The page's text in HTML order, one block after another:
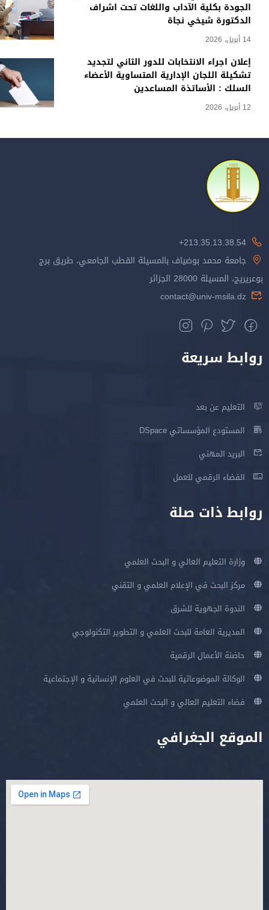
الجودة بكلية الآداب واللغات تحت اشراف
الدكتورة شيخي نجاة
14 أبريل، 2026
إعلان اجراء الانتخابات للدور الثاني لتجديد
تشكيلة اللجان الإدارية المتساوية الأعضاء
السلك : الأساتذة المساعدين
12 أبريل، 2026
213.35.13.38.54+
جامعة محمد بوضياف بالمسيلة القطب الجامعي، طريق برج
بوعريريج، المسيلة 28000 الجزائر
contact@univ-msila.dz
روابط سريعة
التعليم عن بعد
المستودع المؤسساتي DSpace
البريد المهني
الفضاء الرقمي للعمل
روابط ذات صلة
وزارة التعليم العالي و البحث العلمي
مركز البحث في الإعلام العلمي و التقني
الندوة الجهوية للشرق
المديرية العامة للبحث العلمي و التطوير التكنولوجي
حاضنة الأعمال الرقمية
الوكالة الموضوعاتية للبحث في العلوم الإنسانية و الإجتماعية
فضاء التعليم العالي و البحث العلمي
الموقع الجغرافي